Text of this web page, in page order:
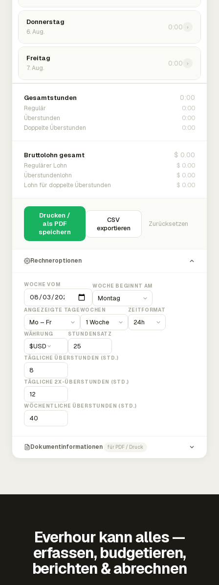
Donnerstag
6. Aug.
0:00 ›
Freitag
7. Aug.
0:00 ›
Gesamtstunden 0:00
Regulär 0:00
Überstunden 0:00
Doppelte Überstunden 0:00
Bruttolohn gesamt $ 0.00
Regulärer Lohn $ 0.00
Überstundenlohn $ 0.00
Lohn für doppelte Überstunden $ 0.00
Drucken /
als PDF
speichern
CSV
exportieren
Zurücksetzen
Rechneroptionen
WOCHE VOM WOCHE BEGINNT AM
ANGEZEIGTE TAGEWOCHEN ZEITFORMAT
WÄHRUNG
$USD
STUNDENSATZ
TÄGLICHE ÜBERSTUNDEN (STD.)
TÄGLICHE 2X-ÜBERSTUNDEN (STD.)
WÖCHENTLICHE ÜBERSTUNDEN (STD.)
Dokumentinformationen für PDF / Druck
Everhour kann alles —
erfassen, budgetieren,
berichten & abrechnen